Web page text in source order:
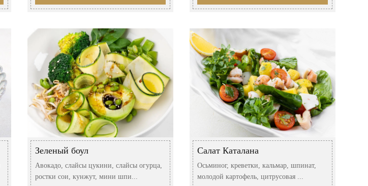
Зеленый боул
Авокадо, слайсы цукини, слайсы огурца,
ростки сои, кунжут, мини шпи...
Салат Каталана
Осьминог, креветки, кальмар, шпинат,
молодой картофель, цитрусовая ...